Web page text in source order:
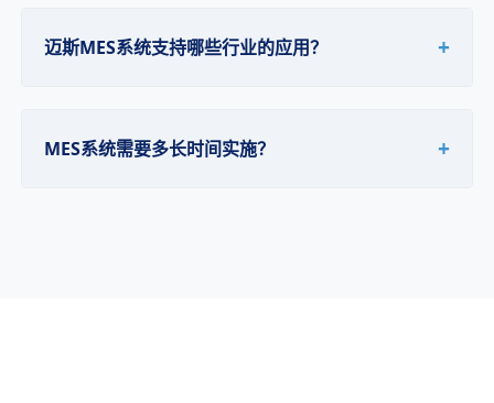
迈斯MES系统支持哪些行业的应用？ +
MES系统需要多长时间实施？ +